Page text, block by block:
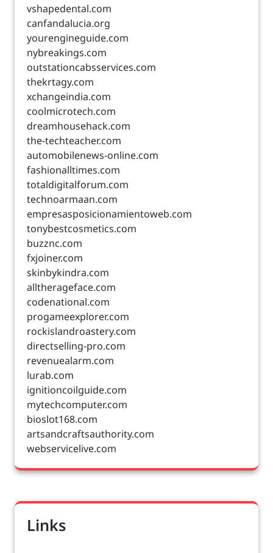
vshapedental.com
canfandalucia.org
yourengineguide.com
nybreakings.com
outstationcabsservices.com
thekrtagy.com
xchangeindia.com
coolmicrotech.com
dreamhousehack.com
the-techteacher.com
automobilenews-online.com
fashionalltimes.com
totaldigitalforum.com
technoarmaan.com
empresasposicionamientoweb.com
tonybestcosmetics.com
buzznc.com
fxjoiner.com
skinbykindra.com
alltherageface.com
codenational.com
progameexplorer.com
rockislandroastery.com
directselling-pro.com
revenuealarm.com
lurab.com
ignitioncoilguide.com
mytechcomputer.com
bioslot168.com
artsandcraftsauthority.com
webservicelive.com
Links